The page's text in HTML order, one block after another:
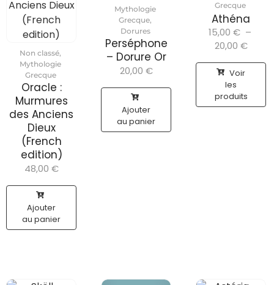
Non classé,
Mythologie
Grecque
Oracle :
Murmures
des Anciens
Dieux
(French
edition)
48,00 €
Ajouter
au panier
Mythologie
Grecque,
Dorures
Perséphone
– Dorure Or
20,00 €
Ajouter
au panier
Grecque
Athéna
15,00 € –
20,00 €
Voir
les
produits